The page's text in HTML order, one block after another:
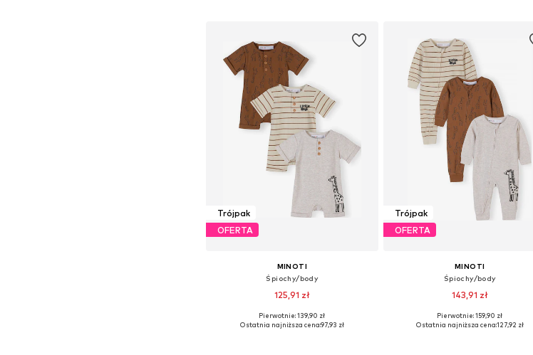
Trójpak
OFERTA
MINOTI
Śpiochy/body
125,91 zł
Pierwotnie: 139,90 zł
Ostatnia najniższa cena:97,93 zł
Trójpak
OFERTA
MINOTI
Śpiochy/body
143,91 zł
Pierwotnie: 159,90 zł
Ostatnia najniższa cena:127,92 zł